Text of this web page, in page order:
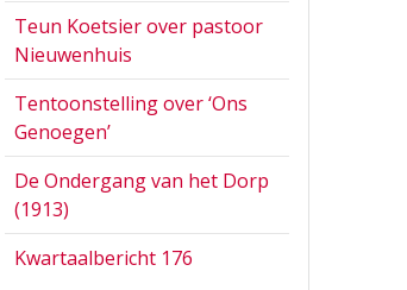
Teun Koetsier over pastoor
Nieuwenhuis
Tentoonstelling over ‘Ons
Genoegen’
De Ondergang van het Dorp
(1913)
Kwartaalbericht 176